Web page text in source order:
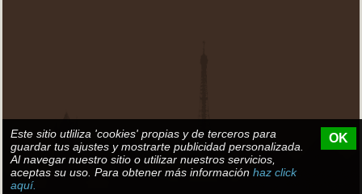
Este sitio utliliza 'cookies' propias y de terceros para
guardar tus ajustes y mostrarte publicidad personalizada.
Al navegar nuestro sitio o utilizar nuestros servicios,
aceptas su uso. Para obtener más información haz click
aquí.
OK